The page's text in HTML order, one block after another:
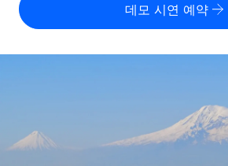
인프라
Remote와 다른 솔루션 비교
다른 업체들과 비교해보기
성장하는 기업을 위한 민첩한 글로벌
국가별 총 인건비 계산
리서치 및 가이드
English
Deutsch
데모 시연 예약